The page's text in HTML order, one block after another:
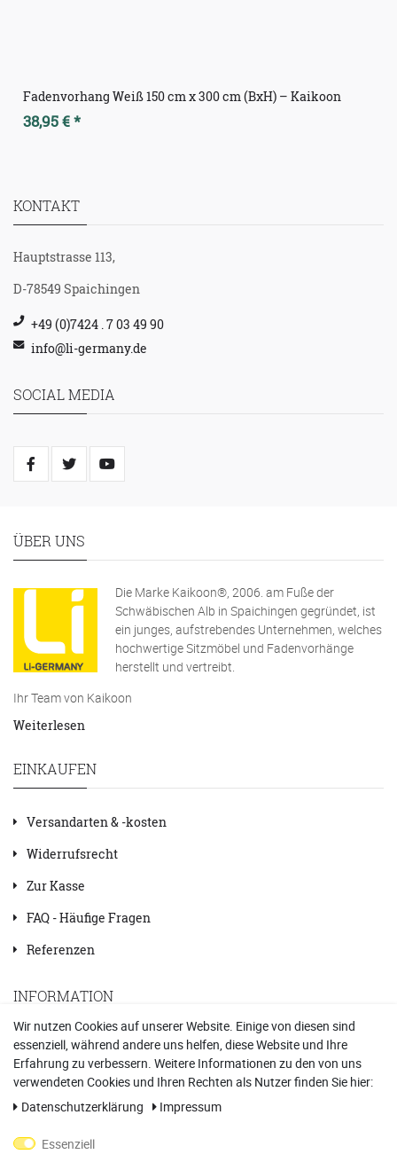
Fadenvorhang Weiß 150 cm x 300 cm (BxH) – Kaikoon
38,95 € *
KONTAKT
Hauptstrasse 113,
D-78549 Spaichingen
+49 (0)7424 . 7 03 49 90
info@li-germany.de
SOCIAL MEDIA
ÜBER UNS
Die Marke Kaikoon®, 2006. am Fuße der
Schwäbischen Alb in Spaichingen gegründet, ist
ein junges, aufstrebendes Unternehmen, welches
hochwertige Sitzmöbel und Fadenvorhänge
herstellt und vertreibt.
Ihr Team von Kaikoon
Weiterlesen
EINKAUFEN
Versandarten & -kosten
Widerrufsrecht
Zur Kasse
FAQ - Häufige Fragen
Referenzen
INFORMATION
Kontakt
Datenschutzerklärung
Impressum
AGB
Wir nutzen Cookies auf unserer Website. Einige von diesen sind
essenziell, während andere uns helfen, diese Website und Ihre
Erfahrung zu verbessern. Weitere Informationen zu den von uns
verwendeten Cookies und Ihren Rechten als Nutzer finden Sie hier:
Daten­schutz­erklärung
Impressum
Essenziell